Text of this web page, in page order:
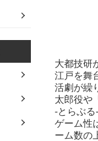
大都技研
江戸を舞
活劇が繰
太郎役や
-とらぶる
ゲーム性
ーム数の